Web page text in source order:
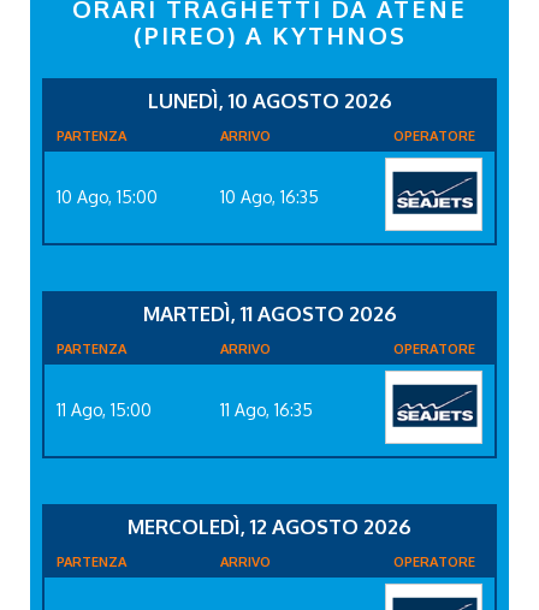
ORARI TRAGHETTI DA ATENE
(PIREO) A KYTHNOS
LUNEDÌ, 10 AGOSTO 2026
PARTENZA ARRIVO OPERATORE
10 Ago, 15:00 10 Ago, 16:35
MARTEDÌ, 11 AGOSTO 2026
PARTENZA ARRIVO OPERATORE
11 Ago, 15:00 11 Ago, 16:35
MERCOLEDÌ, 12 AGOSTO 2026
PARTENZA ARRIVO OPERATORE